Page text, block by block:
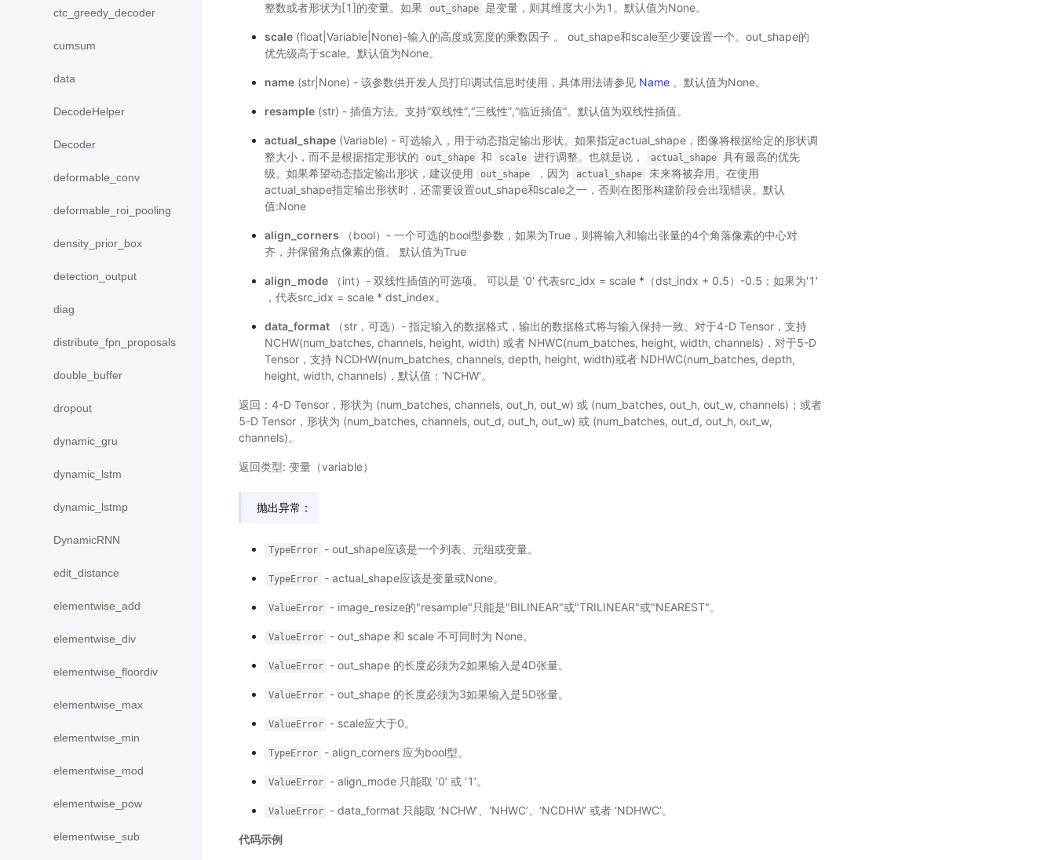
ctc_greedy_decoder
cumsum
data
DecodeHelper
Decoder
deformable_conv
deformable_roi_pooling
density_prior_box
detection_output
diag
distribute_fpn_proposals
double_buffer
dropout
dynamic_gru
dynamic_lstm
dynamic_lstmp
DynamicRNN
edit_distance
elementwise_add
elementwise_div
elementwise_floordiv
elementwise_max
elementwise_min
elementwise_mod
elementwise_pow
elementwise_sub
整数或者形状为[1]的变量。如果
out_shape 是变量，则其维度大小为1。默认值为None。
scale(float|Variable|None)-输入的高度或宽度的乘数因子 。 out_shape和scale至少要设置一个。out_shape的
优先级高于scale。默认值为None。
name(str|None) - 该参数供开发人员打印调试信息时使用，具体用法请参见 Name。默认值为None。
resample(str) - 插值方法。支持“双线性”,“三线性”,“临近插值”。默认值为双线性插值。
actual_shape(Variable) - 可选输入，用于动态指定输出形状。如果指定actual_shape，图像将根据给定的形状调
整大小，而不是根据指定形状的
out_shape 和 scale 进行调整。也就是说， actual_shape
具有最高的优先
级。如果希望动态指定输出形状，建议使用
out_shape ，因为 actual_shape
未来将被弃用。在使用
actual_shape指定输出形状时，还需要设置out_shape和scale之一，否则在图形构建阶段会出现错误。默认
值:None
align_corners （bool）- 一个可选的bool型参数，如果为True，则将输入和输出张量的4个角落像素的中心对
齐，并保留角点像素的值。 默认值为True
align_mode（int）- 双线性插值的可选项。 可以是 '0' 代表src_idx = scale * （dst_indx + 0.5）-0.5；如果为'1'
，代表src_idx = scale * dst_index。
data_format（str，可选）- 指定输入的数据格式，输出的数据格式将与输入保持一致。对于4-D Tensor，支持
NCHW(num_batches, channels, height, width) 或者 NHWC(num_batches, height, width, channels)，对于5-D
Tensor，支持 NCDHW(num_batches, channels, depth, height, width)或者 NDHWC(num_batches, depth,
height, width, channels)，默认值：'NCHW'。
返回：4-D Tensor，形状为 (num_batches, channels, out_h, out_w) 或 (num_batches, out_h, out_w, channels)；或者
5-D Tensor，形状为 (num_batches, channels, out_d, out_h, out_w) 或 (num_batches, out_d, out_h, out_w,
channels)。
返回类型: 变量（variable）
抛出异常：
TypeError - out_shape应该是一个列表、元组或变量。
TypeError - actual_shape应该是变量或None。
ValueError - image_resize的"resample"只能是"BILINEAR"或"TRILINEAR"或"NEAREST"。
ValueError - out_shape 和 scale 不可同时为 None。
ValueError - out_shape 的长度必须为2如果输入是4D张量。
ValueError - out_shape 的长度必须为3如果输入是5D张量。
ValueError - scale应大于0。
TypeError - align_corners 应为bool型。
ValueError - align_mode 只能取 ‘0’ 或 ‘1’。
ValueError - data_format 只能取 ‘NCHW’、‘NHWC’、‘NCDHW’ 或者 ‘NDHWC’。
代码示例